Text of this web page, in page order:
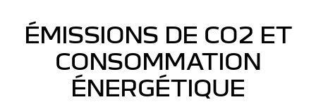
ÉMISSIONS DE CO2 ET
CONSOMMATION
ÉNERGÉTIQUE